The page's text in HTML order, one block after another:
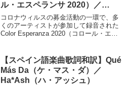
ル・エスペランサ 2020）／
Various Artists（参加アーティス
ト多数）
コロナウィルスの募金活動の一環で、多
くのアーティストが参加して録音された
Color Esperanza 2020（コロール・エス
ストはこちらです。Rubén Bl...
【スペイン語楽曲歌詞和訳】Qué
Más Da（ケ・マス・ダ）／
Ha*Ash（ハ・アッシュ）